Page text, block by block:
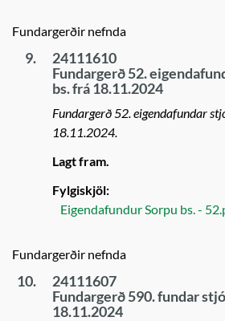
Fundargerðir nefnda
9.
24111610
Fundargerð 52.
bs. frá 18.11.2024
Fundargerð 52. eigendafundar
18.11.2024.
Lagt fram.
Fylgiskjöl:
Eigendafundur Sorpu bs. -
Fundargerðir nefnda
10.
24111607
Fundargerð 590. fundar
18.11.2024